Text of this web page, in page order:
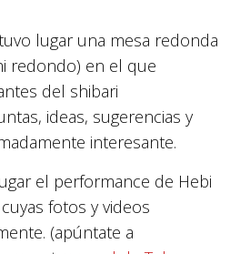
lugar una mesa redonda
redondo) en el que
del shibari
ideas, sugerencias y
interesante.
el performance de Hebi
fotos y videos
(apúntate a